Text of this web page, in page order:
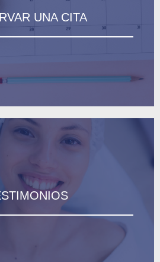
UNA CITA